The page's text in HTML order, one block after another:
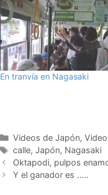
En tranvía en Nagasaki
Categorías
Videos de Japón,
Etiquetas
calle, Japón, Nagasaki
Oktapodi, pulpos
Y el ganador es …..